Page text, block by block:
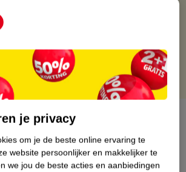
via verkooppartner.
je privacy
om je de beste online ervaring te
website persoonlijker en makkelijker te
we jou de beste acties en aanbiedingen